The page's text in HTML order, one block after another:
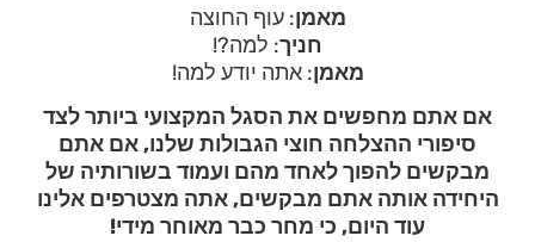
מאמן: עוף החוצה
חניך: למה?!
מאמן: אתה יודע למה!
אם אתם מחפשים את הסגל המקצועי ביותר לצד
סיפורי ההצלחה חוצי הגבולות שלנו, אם אתם
מבקשים להפוך לאחד מהם ועמוד בשורותיה של
היחידה אותה אתם מבקשים, אתה מצטרפים אלינו
עוד היום, כי מחר כבר מאוחר מידי!